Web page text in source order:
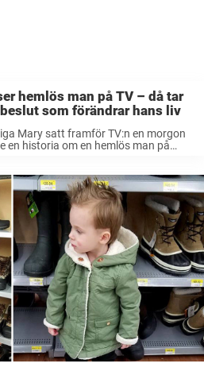
hemlös man på TV – då tar
som förändrar hans liv
Mary satt framför TV:n en morgon
en historia om en hemlös man på
blick ...